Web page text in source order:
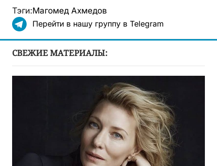
Тэги:Магомед Ахмедов
Перейти в нашу группу в Telegram
СВЕЖИЕ МАТЕРИАЛЫ: